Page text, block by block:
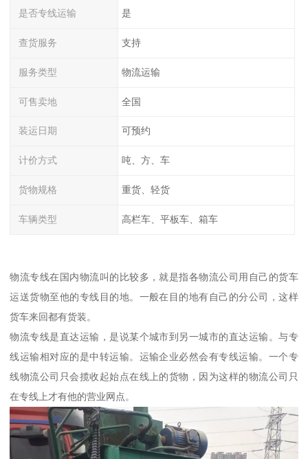
是否专线运输 是
查货服务 支持
服务类型 物流运输
可售卖地 全国
装运日期 可预约
计价方式 吨、方、车
货物规格 重货、轻货
车辆类型 高栏车、平板车、箱车
物流专线在国内物流叫的比较多，就是指各物流公司用自己的货车
运送货物至他的专线目的地。一般在目的地有自己的分公司，这样
货车来回都有货装。
物流专线是直达运输，是说某个城市到另一城市的直达运输。与专
线运输相对应的是中转运输。运输企业必然会有专线运输。一个专
线物流公司只会揽收起始点在线上的货物，因为这样的物流公司只
在专线上才有他的营业网点。